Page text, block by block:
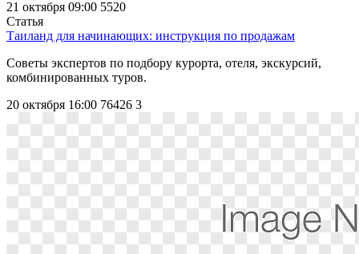
21 октября 09:00 5520
Статья
Таиланд для начинающих: инструкция по продажам
Советы экспертов по подбору курорта, отеля, экскурсий,
комбинированных туров.
20 октября 16:00 76426 3